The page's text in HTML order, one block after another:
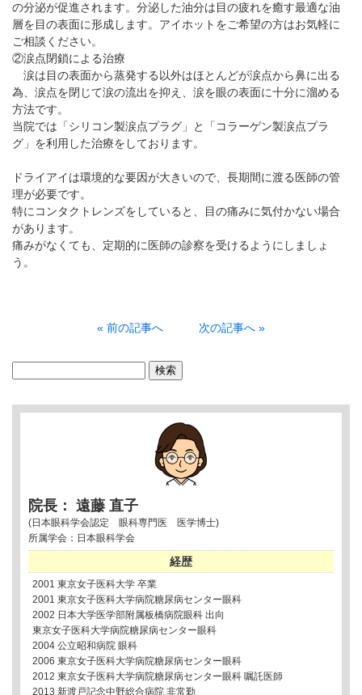
の分泌が促進されます。分泌した油分は目の疲れを癒す最適な油
層を目の表面に形成します。アイホットをご希望の方はお気軽に
ご相談ください。
②涙点閉鎖による治療
涙は目の表面から蒸発する以外はほとんどが涙点から鼻に出る
為、涙点を閉じて涙の流出を抑え、涙を眼の表面に十分に溜める
方法です。
当院では「シリコン製涙点プラグ」と「コラーゲン製涙点プラ
グ」を利用した治療をしております。
ドライアイは環境的な要因が大きいので、長期間に渡る医師の管
理が必要です。
特にコンタクトレンズをしていると、目の痛みに気付かない場合
があります。
痛みがなくても、定期的に医師の診察を受けるようにしましょ
う。
« 前の記事へ 次の記事へ »
院長： 遠藤 直子
(日本眼科学会認定 眼科専門医 医学博士)
所属学会：日本眼科学会
経歴
2001 東京女子医科大学 卒業
2001 東京女子医科大学病院糖尿病センター眼科
2002 日本大学医学部附属板橋病院眼科 出向
東京女子医科大学病院糖尿病センター眼科
2004 公立昭和病院 眼科
2006 東京女子医科大学病院糖尿病センター眼科
2012 東京女子医科大学病院糖尿病センター眼科 嘱託医師
2013 新渡戸記念中野総合病院 非常勤